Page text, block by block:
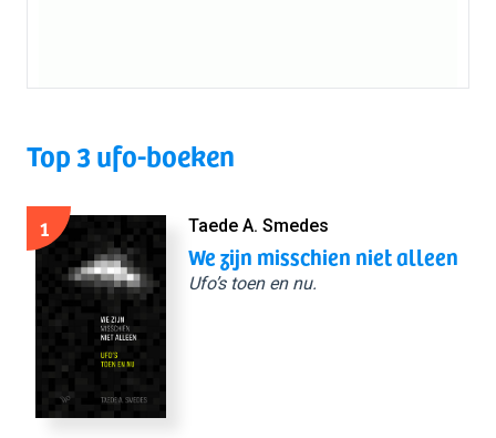
Top 3 ufo-boeken
1 Taede A. Smedes
We zijn misschien niet alleen
Ufo’s toen en nu.